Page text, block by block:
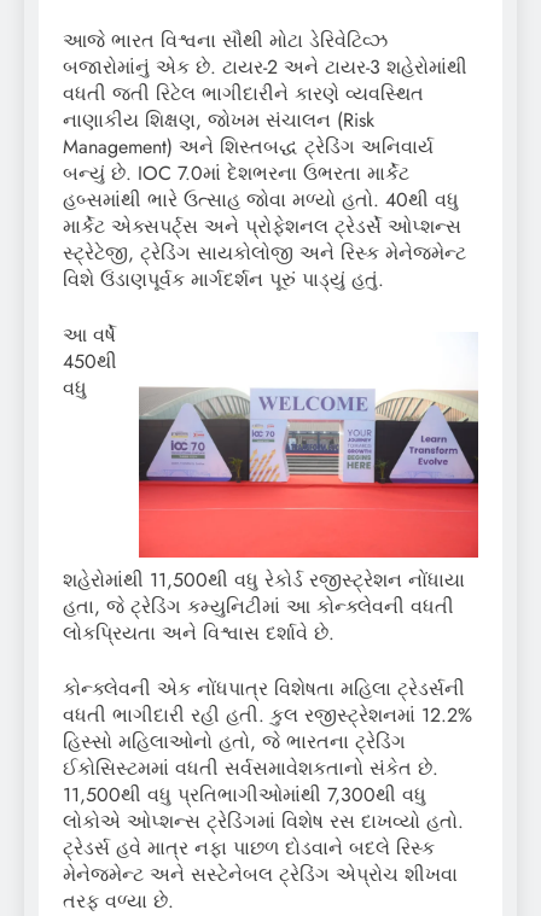
આજે ભારત વિશ્વના સૌથી મોટા ડેરિવેટિવ્ઝ
બજારોમાંનું એક છે. ટાયર-2 અને ટાયર-3 શહેરોમાંથી
વધતી જતી રિટેલ ભાગીદારીને કારણે વ્યવસ્થિત
નાણાકીય શિક્ષણ, જોખમ સંચાલન (Risk
Management) અને શિસ્તબદ્ધ ટ્રેડિંગ અનિવાર્ય
બન્યું છે. IOC 7.0માં દેશભરના ઉભરતા માર્કેટ
હબ્સમાંથી ભારે ઉત્સાહ જોવા મળ્યો હતો. 40થી વધુ
માર્કેટ એક્સપર્ટ્સ અને પ્રોફેશનલ ટ્રેડર્સે ઓપ્શન્સ
સ્ટ્રેટેજી, ટ્રેડિંગ સાયકોલોજી અને રિસ્ક મેનેજમેન્ટ
વિશે ઉંડાણપૂર્વક માર્ગદર્શન પૂરું પાડ્યું હતું.
આ વર્ષે
450થી
વધુ
શહેરોમાંથી 11,500થી વધુ રેકોર્ડ રજીસ્ટ્રેશન નોંધાયા
હતા, જે ટ્રેડિંગ કમ્યુનિટીમાં આ કોન્ક્લેવની વધતી
લોકપ્રિયતા અને વિશ્વાસ દર્શાવે છે.
કોન્ક્લેવની એક નોંધપાત્ર વિશેષતા મહિલા ટ્રેડર્સની
વધતી ભાગીદારી રહી હતી. કુલ રજીસ્ટ્રેશનમાં 12.2%
હિસ્સો મહિલાઓનો હતો, જે ભારતના ટ્રેડિંગ
ઈકોસિસ્ટમમાં વધતી સર્વસમાવેશકતાનો સંકેત છે.
11,500થી વધુ પ્રતિભાગીઓમાંથી 7,300થી વધુ
લોકોએ ઓપ્શન્સ ટ્રેડિંગમાં વિશેષ રસ દાખવ્યો હતો.
ટ્રેડર્સ હવે માત્ર નફા પાછળ દોડવાને બદલે રિસ્ક
મેનેજમેન્ટ અને સસ્ટેનેબલ ટ્રેડિંગ એપ્રોચ શીખવા
તરફ વળ્યા છે.